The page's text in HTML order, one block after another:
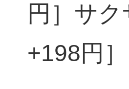
円］サ
+198円］